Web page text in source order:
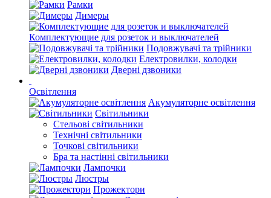
Рамки
Димеры
Комплектующие для розеток и выключателей
Подовжувачі та трійники
Електровилки, колодки
Дверні дзвоники
Освітлення
Акумуляторне освітлення
Світильники
Стельові світильники
Технічні світильники
Точкові світильники
Бра та настінні світильники
Лампочки
Люстры
Прожектори